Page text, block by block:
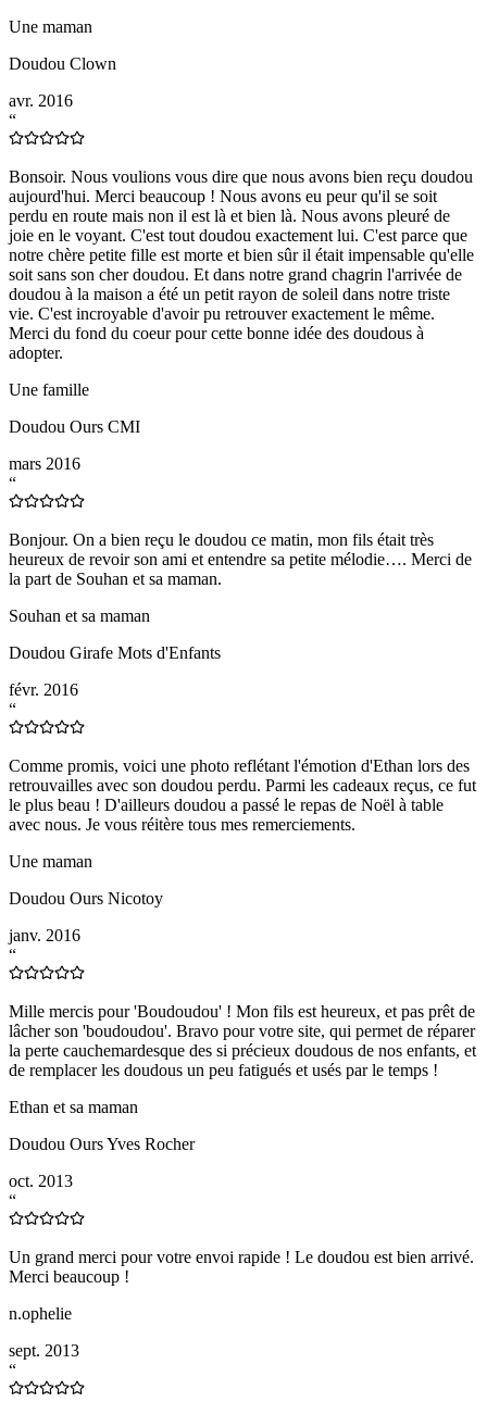
Une maman
Doudou Clown
avr. 2016
“
Bonsoir. Nous voulions vous dire que nous avons bien reçu doudou
aujourd'hui. Merci beaucoup ! Nous avons eu peur qu'il se soit
perdu en route mais non il est là et bien là. Nous avons pleuré de
joie en le voyant. C'est tout doudou exactement lui. C'est parce que
notre chère petite fille est morte et bien sûr il était impensable qu'elle
soit sans son cher doudou. Et dans notre grand chagrin l'arrivée de
doudou à la maison a été un petit rayon de soleil dans notre triste
vie. C'est incroyable d'avoir pu retrouver exactement le même.
Merci du fond du coeur pour cette bonne idée des doudous à
adopter.
Une famille
Doudou Ours CMI
mars 2016
“
Bonjour. On a bien reçu le doudou ce matin, mon fils était très
heureux de revoir son ami et entendre sa petite mélodie…. Merci de
la part de Souhan et sa maman.
Souhan et sa maman
Doudou Girafe Mots d'Enfants
févr. 2016
“
Comme promis, voici une photo reflétant l'émotion d'Ethan lors des
retrouvailles avec son doudou perdu. Parmi les cadeaux reçus, ce fut
le plus beau ! D'ailleurs doudou a passé le repas de Noël à table
avec nous. Je vous réitère tous mes remerciements.
Une maman
Doudou Ours Nicotoy
janv. 2016
“
Mille mercis pour 'Boudoudou' ! Mon fils est heureux, et pas prêt de
lâcher son 'boudoudou'. Bravo pour votre site, qui permet de réparer
la perte cauchemardesque des si précieux doudous de nos enfants, et
de remplacer les doudous un peu fatigués et usés par le temps !
Ethan et sa maman
Doudou Ours Yves Rocher
oct. 2013
“
Un grand merci pour votre envoi rapide ! Le doudou est bien arrivé.
Merci beaucoup !
n.ophelie
sept. 2013
“